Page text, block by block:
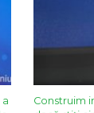
Construim